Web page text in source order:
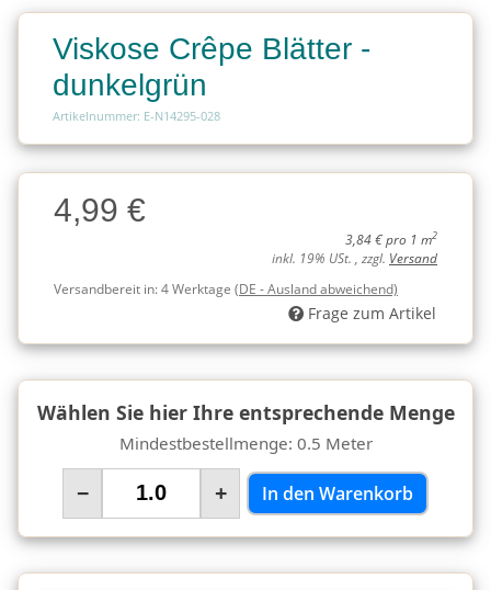
Viskose Crêpe Blätter -
dunkelgrün
Artikelnummer: E-N14295-028
Charge
Charge4,99 €
3,84 € pro 1 m2
inkl. 19% USt. , zzgl. Versand
Versandbereit in:4 Werktage (DE - Ausland abweichend)
Frage zum Artikel
Wählen Sie hier Ihre entsprechende Menge
Mindestbestellmenge: 0.5 Meter
− + In den Warenkorb